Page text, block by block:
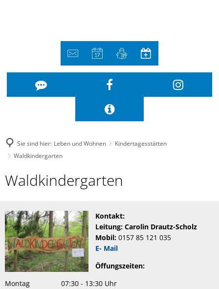
Sie sind hier: Leben und Wohnen
Kindertagesstätten
Waldkindergarten
Waldkindergarten
Waldkindergarten
Kontakt:
Leitung: Carolin Drautz-Scholz
Mobil: 0157 85 121 035
E- Mail
Öffungszeiten:
Montag
07:30 - 13:30 Uhr